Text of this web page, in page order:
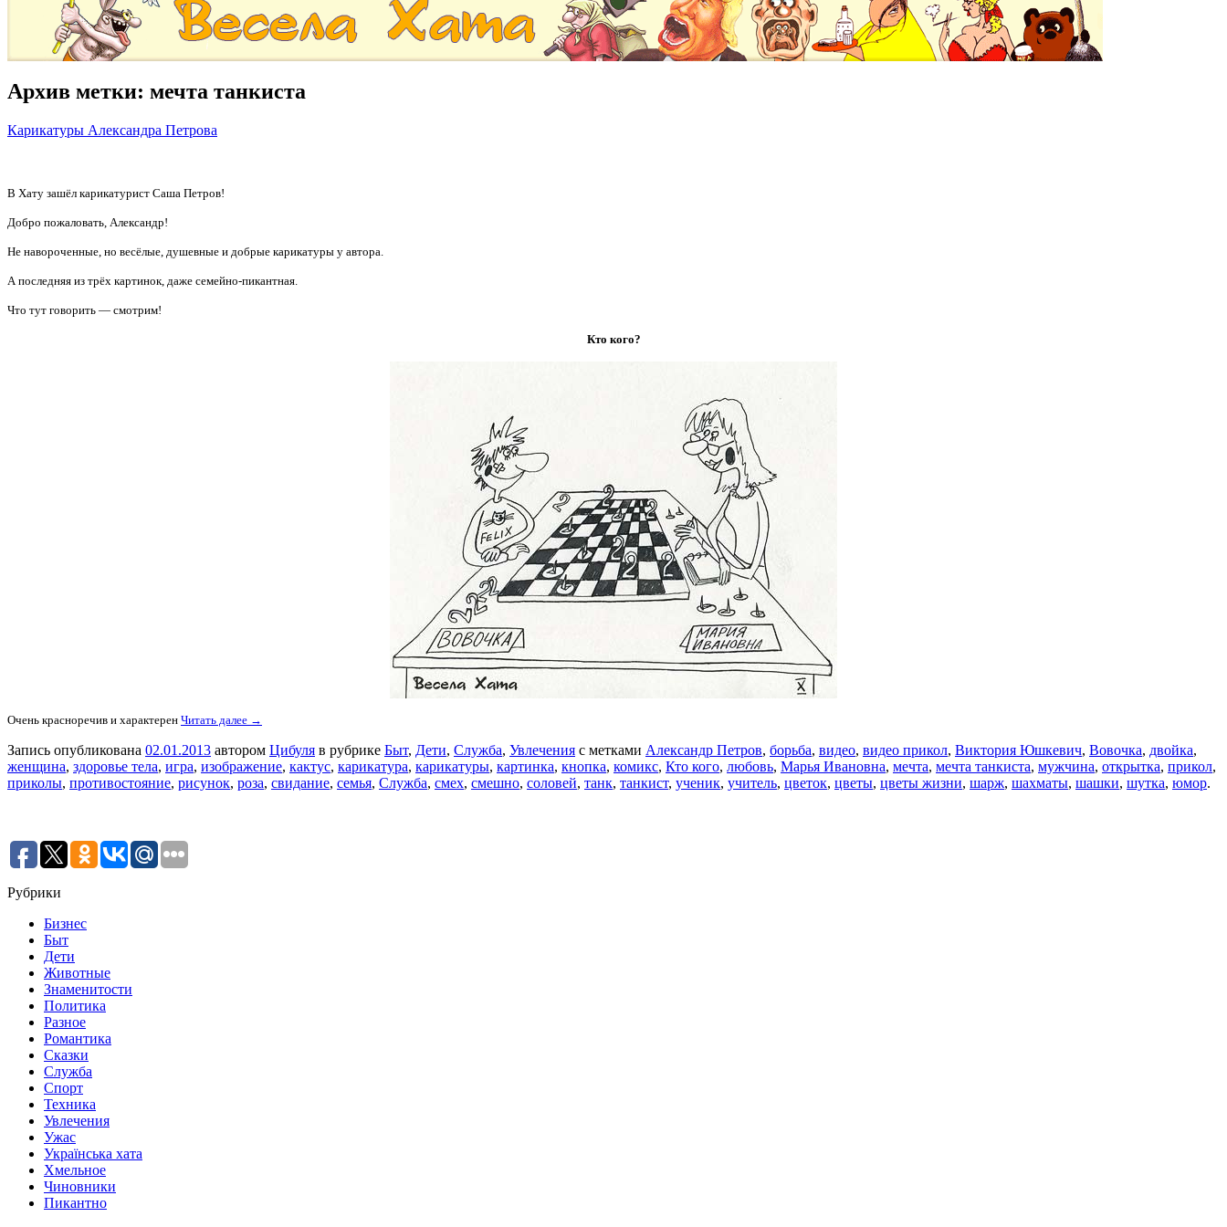
Архив метки: мечта танкиста
Карикатуры Александра Петрова
В Хату зашёл карикатурист Саша Петров!
Добро пожаловать, Александр!
Не навороченные, но весёлые, душевные и добрые карикатуры у автора.
А последняя из трёх картинок, даже семейно-пикантная.
Что тут говорить — смотрим!
Кто кого?
Очень красноречив и характерен Читать далее →
Запись опубликована 02.01.2013 автором Цибуля в рубрике Быт, Дети, Служба, Увлечения с метками Александр Петров, борьба, видео, видео прикол, Виктория Юшкевич, Вовочка, двойка,
женщина, здоровье тела, игра, изображение, кактус, карикатура, карикатуры, картинка, кнопка, комикс, Кто кого, любовь, Марья Ивановна, мечта, мечта танкиста, мужчина, открытка, прикол,
приколы, противостояние, рисунок, роза, свидание, семья, Служба, смех, смешно, соловей, танк, танкист, ученик, учитель, цветок, цветы, цветы жизни, шарж, шахматы, шашки, шутка, юмор.
Рубрики
Бизнес
Быт
Дети
Животные
Знаменитости
Политика
Разное
Романтика
Сказки
Служба
Спорт
Техника
Увлечения
Ужас
Українська хата
Хмельное
Чиновники
Пикантно